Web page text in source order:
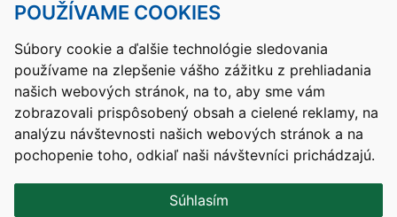
POUŽÍVAME COOKIES
Súbory cookie a ďalšie technológie sledovania
používame na zlepšenie vášho zážitku z prehliadania
našich webových stránok, na to, aby sme vám
zobrazovali prispôsobený obsah a cielené reklamy, na
analýzu návštevnosti našich webových stránok a na
pochopenie toho, odkiaľ naši návštevníci prichádzajú.
Súhlasím
Kontakty Mapa stránky RSS
Vyhlásenie o prístupnosti
Nastavenia cookies
Prevádzkovateľom služby je Ministerstvo školstva, výskumu,
vývoja a mládeže Slovenskej republiky.